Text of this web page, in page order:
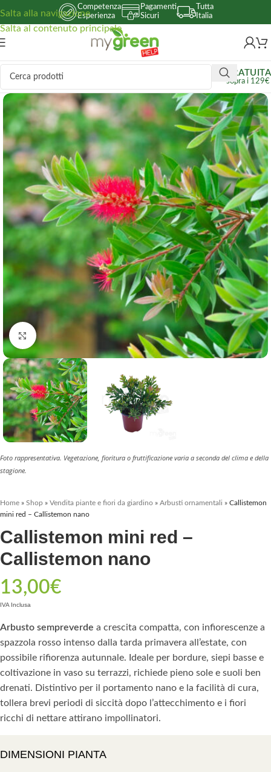
Salta alla navigazione
Salta al contenuto principale
Competenza
Esperienza
Pagamenti
Sicuri
Tutta
Italia
GRATUITA
sopra i 129€
Clicca per ingrandire
Foto rappresentativa. Vegetazione, fioritura o fruttificazione varia a seconda del clima e della
stagione.
Home » Shop » Vendita piante e fiori da giardino » Arbusti ornamentali » Callistemon
mini red – Callistemon nano
Callistemon mini red –
Callistemon nano
13,00€
IVA Inclusa
Arbusto sempreverde a crescita compatta, con infiorescenze a
spazzola rosso intenso dalla tarda primavera all’estate, con
possibile rifiorenza autunnale. Ideale per bordure, siepi basse e
coltivazione in vaso su terrazzi, richiede pieno sole e suoli ben
drenati. Distintivo per il portamento nano e la facilità di cura,
tollera brevi periodi di siccità dopo l’attecchimento e i fiori
ricchi di nettare attirano impollinatori.
DIMENSIONI PIANTA